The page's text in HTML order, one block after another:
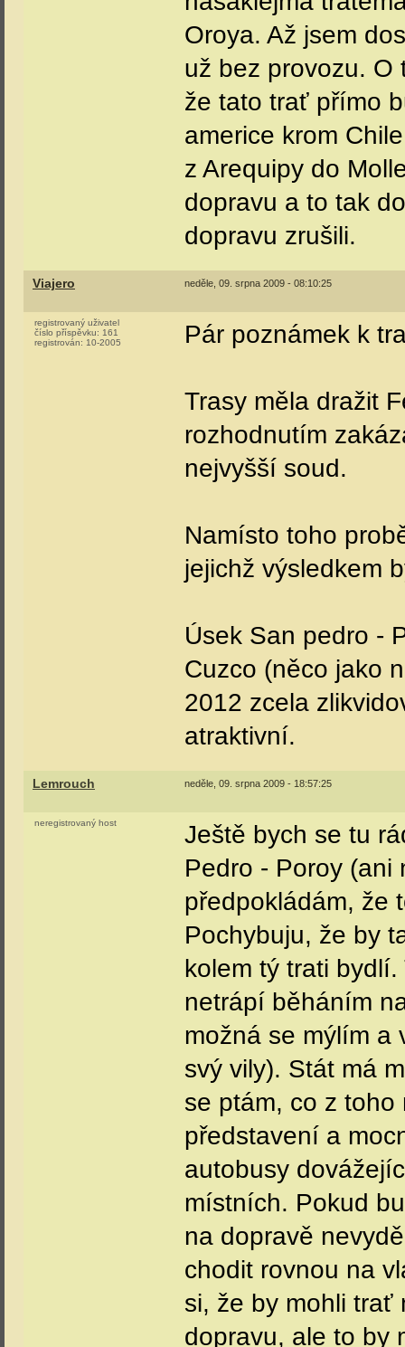
Oroya. Až jsem
už bez provozu. O
že tato trať přímo
americe krom
z Arequipy do
dopravu a to tak
dopravu zrušili.
Viajero neděle, 09. srpna 2009 - 08:10:25
registrovaný uživatel
číslo příspěvku: 161
registrován: 10-2005 Pár poznámek k
Trasy měla dražit
rozhodnutím
nejvyšší soud.
Namísto toho
jejichž výsledkem
Úsek San pedro -
Cuzco (něco jako
2012 zcela
atraktivní.
Lemrouch neděle, 09. srpna 2009 - 18:57:25
neregistrovaný host
Ještě bych se tu
Pedro - Poroy (ani
předpokládám, že
Pochybuju, že by
kolem tý trati
netrápí běháním
možná se mýlím a
svý vily). Stát má
se ptám, co z toho
představení a
autobusy
místních. Pokud
na dopravě
chodit rovnou na
si, že by mohli trať
dopravu, ale to by